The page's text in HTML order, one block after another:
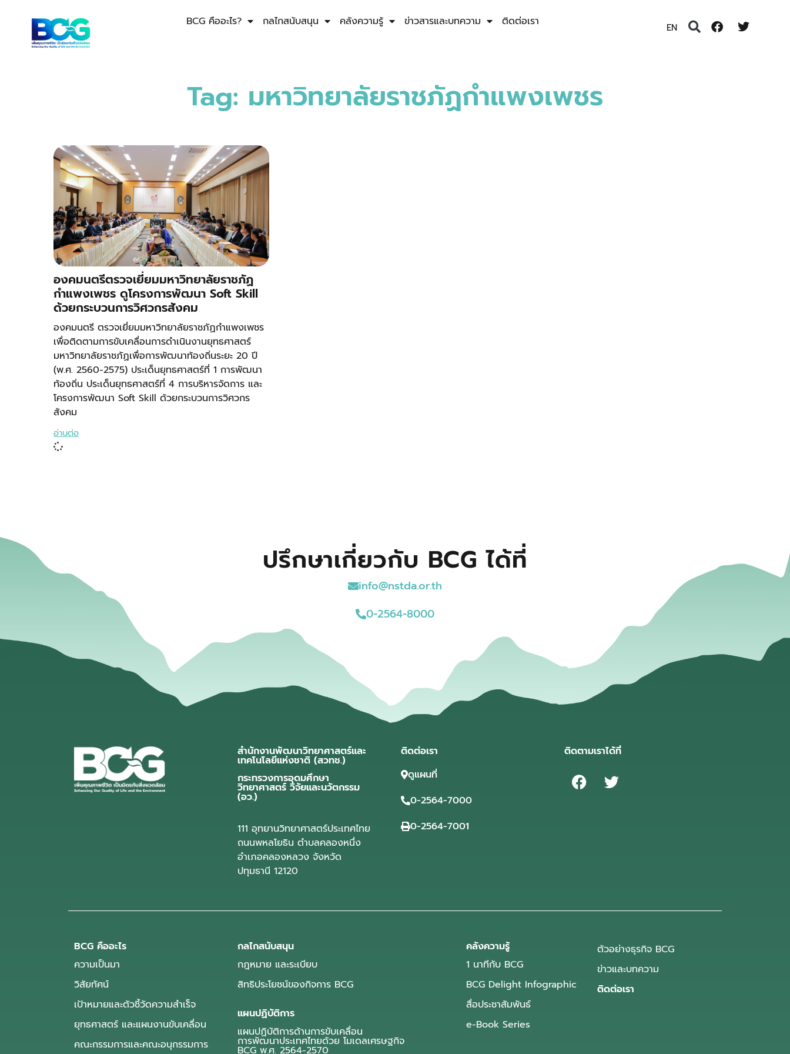
BCG คืออะไร? กลไกสนับสนุน คลังความรู้ ข่าวสารและบทความ ติดต่อเรา EN
Tag: มหาวิทยาลัยราชภัฏกำแพงเพชร
องคมนตรีตรวจเยี่ยมมหาวิทยาลัยราชภัฏ
กำแพงเพชร ดูโครงการพัฒนา Soft Skill
ด้วยกระบวนการวิศวกรสังคม
องคมนตรี ตรวจเยี่ยมมหาวิทยาลัยราชภัฏกำแพงเพชร
เพื่อติดตามการขับเคลื่อนการดำเนินงานยุทธศาสตร์
มหาวิทยาลัยราชภัฏเพื่อการพัฒนาท้องถิ่นระยะ 20 ปี
(พ.ศ. 2560-2575) ประเด็นยุทธศาสตร์ที่ 1 การพัฒนา
ท้องถิ่น ประเด็นยุทธศาสตร์ที่ 4 การบริหารจัดการ และ
โครงการพัฒนา Soft Skill ด้วยกระบวนการวิศวกร
สังคม
อ่านต่อ
ปรึกษาเกี่ยวกับ BCG ได้ที่
info@nstda.or.th
0-2564-8000
สำนักงานพัฒนาวิทยาศาสตร์และ
เทคโนโลยีแห่งชาติ (สวทช.)
กระทรวงการอุดมศึกษา
วิทยาศาสตร์ วิจัยและนวัตกรรม
(อว.)
111 อุทยานวิทยาศาสตร์ประเทศไทย
ถนนพหลโยธิน ตำบลคลองหนึ่ง
อำเภอคลองหลวง จังหวัด
ปทุมธานี 12120
ติดต่อเรา
ดูแผนที่
0-2564-7000
0-2564-7001
ติดตามเราได้ที่
BCG คืออะไร
ความเป็นมา
วิสัยทัศน์
เป้าหมายและตัวชี้วัดความสำเร็จ
ยุทธศาสตร์ และแผนงานขับเคลื่อน
คณะกรรมการและคณะอนุกรรมการ
กลไกสนับสนุน
กฎหมาย และระเบียบ
สิทธิประโยชน์ของกิจการ BCG
แผนปฏิบัติการ
แผนปฏิบัติการด้านการขับเคลื่อน
การพัฒนาประเทศไทยด้วย โมเดลเศรษฐกิจ
BCG พ.ศ. 2564-2570
คลังความรู้
1 นาทีกับ BCG
BCG Delight Infographic
สื่อประชาสัมพันธ์
e-Book Series
ตัวอย่างธุรกิจ BCG
ข่าวและบทความ
ติดต่อเรา